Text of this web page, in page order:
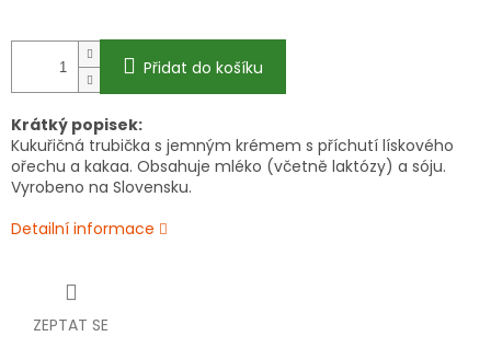
Přidat do košíku
Krátký popisek:
Kukuřičná trubička s jemným krémem s příchutí lískového
ořechu a kakaa. Obsahuje mléko (včetně laktózy) a sóju.
Vyrobeno na Slovensku.
Detailní informace
ZEPTAT SE